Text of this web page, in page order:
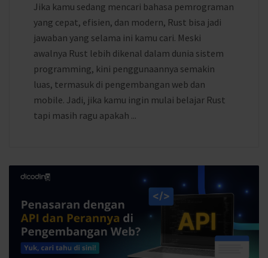
Jika kamu sedang mencari bahasa pemrograman
yang cepat, efisien, dan modern, Rust bisa jadi
jawaban yang selama ini kamu cari. Meski
awalnya Rust lebih dikenal dalam dunia sistem
programming, kini penggunaannya semakin
luas, termasuk di pengembangan web dan
mobile. Jadi, jika kamu ingin mulai belajar Rust
tapi masih ragu apakah ...